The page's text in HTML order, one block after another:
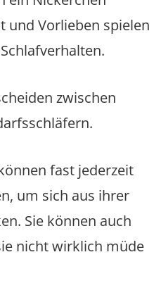
und Vorlieben spielen
zwischen
fast jederzeit
um sich aus ihrer
Sie können auch
nicht wirklich müde